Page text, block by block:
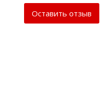
Оставить отзыв